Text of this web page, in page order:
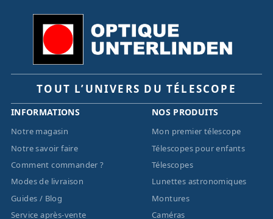
TOUT L’UNIVERS DU TÉLESCOPE
INFORMATIONS
Notre magasin
Notre savoir faire
Comment commander ?
Modes de livraison
Guides / Blog
Service après-vente
NOS PRODUITS
Mon premier télescope
Télescopes pour enfants
Télescopes
Lunettes astronomiques
Montures
Caméras